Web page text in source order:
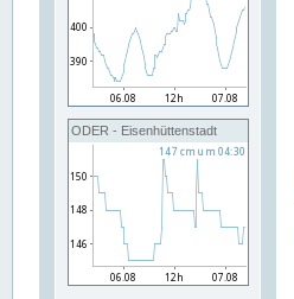
ODER - Eisenhüttenstadt